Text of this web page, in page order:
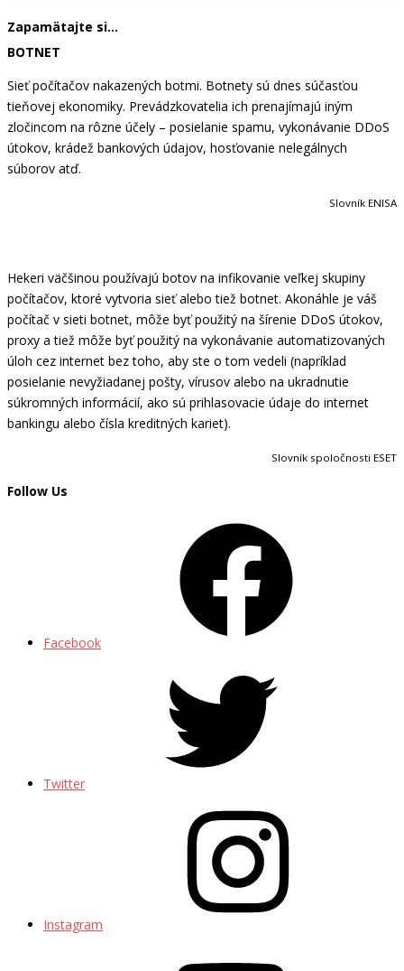
Zapamätajte si…
BOTNET
Sieť počítačov nakazených botmi. Botnety sú dnes súčasťou
tieňovej ekonomiky. Prevádzkovatelia ich prenajímajú iným
zločincom na rôzne účely – posielanie spamu, vykonávanie DDoS
útokov, krádež bankových údajov, hosťovanie nelegálnych
súborov atď.
Slovník ENISA
Hekeri väčšinou používajú botov na infikovanie veľkej skupiny
počítačov, ktoré vytvoria sieť alebo tiež botnet. Akonáhle je váš
počítač v sieti botnet, môže byť použitý na šírenie DDoS útokov,
proxy a tiež môže byť použitý na vykonávanie automatizovaných
úloh cez internet bez toho, aby ste o tom vedeli (napríklad
posielanie nevyžiadanej pošty, vírusov alebo na ukradnutie
súkromných informácií, ako sú prihlasovacie údaje do internet
bankingu alebo čísla kreditných kariet).
Slovník spoločnosti ESET
Follow Us
Facebook
Twitter
Instagram